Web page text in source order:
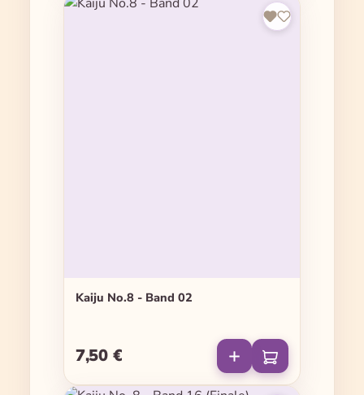
Kaiju No.8 - Band 02
Regulärer Preis:
7,50 €